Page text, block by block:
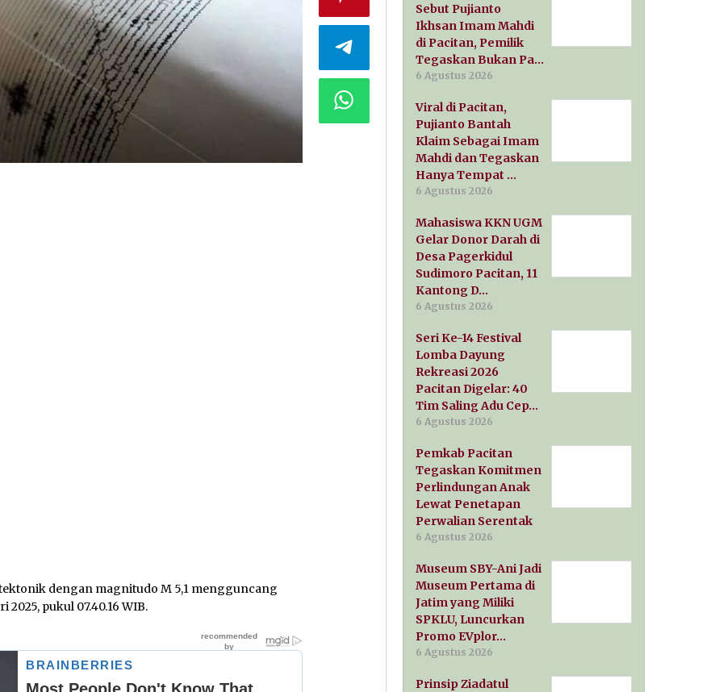
dengan magnitudo M 5,1 mengguncang
2025, pukul 07.40.16 WIB.
Sebut Pujianto
Ikhsan Imam Mahdi
di Pacitan, Pemilik
Tegaskan Bukan Pa…
6 Agustus 2026
Viral di Pacitan,
Pujianto Bantah
Klaim Sebagai Imam
Mahdi dan Tegaskan
Hanya Tempat …
6 Agustus 2026
Mahasiswa KKN UGM
Gelar Donor Darah di
Desa Pagerkidul
Sudimoro Pacitan, 11
Kantong D…
6 Agustus 2026
Seri Ke-14 Festival
Lomba Dayung
Rekreasi 2026
Pacitan Digelar: 40
Tim Saling Adu Cep…
6 Agustus 2026
Pemkab Pacitan
Tegaskan Komitmen
Perlindungan Anak
Lewat Penetapan
Perwalian Serentak
6 Agustus 2026
Museum SBY-Ani Jadi
Museum Pertama di
Jatim yang Miliki
SPKLU, Luncurkan
Promo EVplor…
6 Agustus 2026
Prinsip Ziadatul